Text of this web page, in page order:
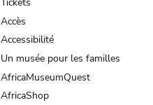
Accès
Accessibilité
Un musée pour les familles
AfricaMuseumQuest
AfricaShop